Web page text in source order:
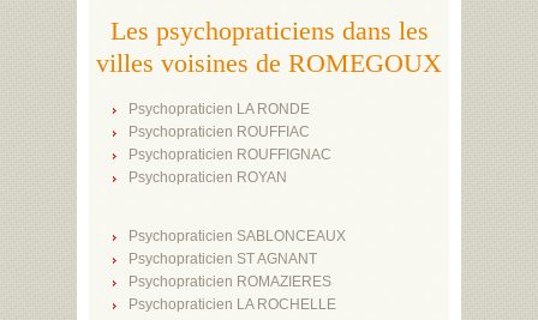
Les psychopraticiens dans les
villes voisines de ROMEGOUX
Psychopraticien LA RONDE
Psychopraticien ROUFFIAC
Psychopraticien ROUFFIGNAC
Psychopraticien ROYAN
Psychopraticien SABLONCEAUX
Psychopraticien ST AGNANT
Psychopraticien ROMAZIERES
Psychopraticien LA ROCHELLE